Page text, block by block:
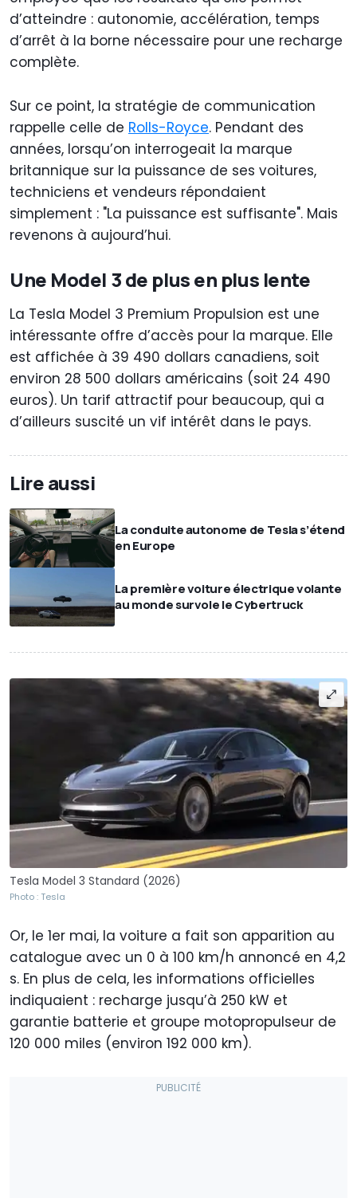
d’atteindre : autonomie, accélération, temps
d’arrêt à la borne nécessaire pour une recharge
complète.
Sur ce point, la stratégie de communication
rappelle celle de Rolls-Royce. Pendant des
années, lorsqu’on interrogeait la marque
britannique sur la puissance de ses voitures,
techniciens et vendeurs répondaient
simplement : "La puissance est suffisante". Mais
revenons à aujourd’hui.
Une Model 3 de plus en plus lente
La Tesla Model 3 Premium Propulsion est une
intéressante offre d’accès pour la marque. Elle
est affichée à 39 490 dollars canadiens, soit
environ 28 500 dollars américains (soit 24 490
euros). Un tarif attractif pour beaucoup, qui a
d’ailleurs suscité un vif intérêt dans le pays.
Lire aussi
La conduite autonome de Tesla s’étend
en Europe
La première voiture électrique volante
au monde survole le Cybertruck
Tesla Model 3 Standard (2026)
Photo : Tesla
Or, le 1er mai, la voiture a fait son apparition au
catalogue avec un 0 à 100 km/h annoncé en 4,2
s. En plus de cela, les informations officielles
indiquaient : recharge jusqu’à 250 kW et
garantie batterie et groupe motopropulseur de
120 000 miles (environ 192 000 km).